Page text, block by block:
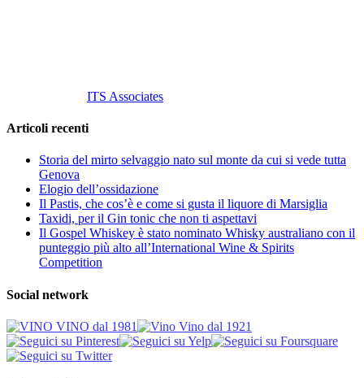
ITS Associates
Articoli recenti
Storia del mirto selvaggio nato sul monte da cui si vede tutta
Genova
Elogio dell’ossidazione
Il Pastis, che cos’è e come si gusta il liquore di Marsiglia
Taxidi, per il Gin tonic che non ti aspettavi
Il Gospel Whiskey è stato nominato Whisky australiano con il
punteggio più alto all’International Wine & Spirits
Competition
Social network